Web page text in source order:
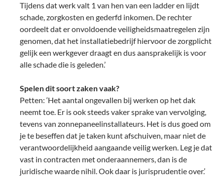
Tijdens dat werk valt 1 van hen van een ladder en lijdt
schade, zorgkosten en gederfd inkomen. De rechter
oordeelt dat er onvoldoende veiligheidsmaatregelen zijn
genomen, dat het installatiebedrijf hiervoor de zorgplicht
gelijk een werkgever draagt en dus aansprakelijk is voor
alle schade die is geleden.’
Spelen dit soort zaken vaak?
Petten: ‘Het aantal ongevallen bij werken op het dak
neemt toe. Er is ook steeds vaker sprake van vervolging,
tevens van zonnepaneelinstallateurs. Het is dus goed om
je te beseffen dat je taken kunt afschuiven, maar niet de
verantwoordelijkheid aangaande veilig werken. Leg je dat
vast in contracten met onderaannemers, dan is de
juridische waarde nihil. Ook daar is jurisprudentie over.’